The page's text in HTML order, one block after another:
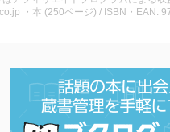
・本 (250ページ) / ISBN・EAN: